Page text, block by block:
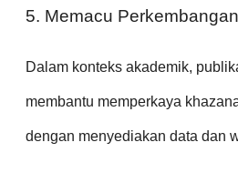
5. Memacu
Dalam konteks akademik,
membantu memperkaya
dengan menyediakan data dan